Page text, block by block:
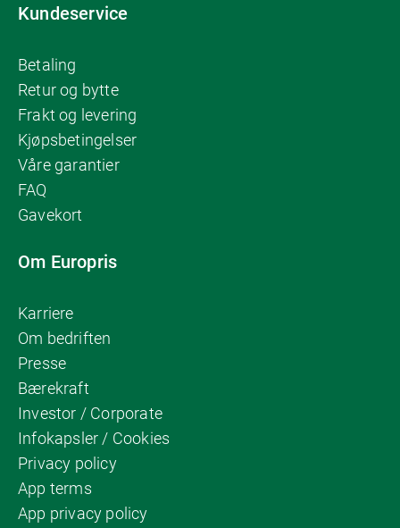
Kundeservice
Betaling
Retur og bytte
Frakt og levering
Kjøpsbetingelser
Våre garantier
FAQ
Gavekort
Om Europris
Karriere
Om bedriften
Presse
Bærekraft
Investor / Corporate
Infokapsler / Cookies
Privacy policy
App terms
App privacy policy